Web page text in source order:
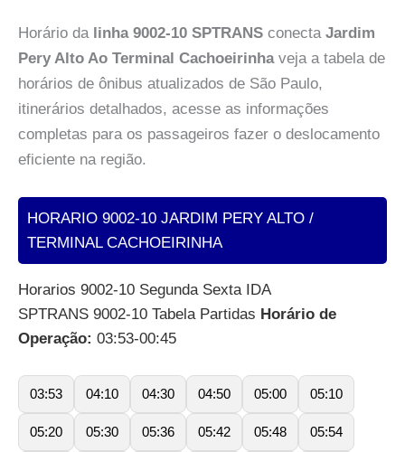
Horário da linha 9002-10 SPTRANS conecta Jardim
Pery Alto Ao Terminal Cachoeirinhaveja a tabela de
horários de ônibus atualizados de São Paulo,
itinerários detalhados, acesse as informações
completas para os passageiros fazer o deslocamento
eficiente na região.
HORARIO 9002-10 JARDIM PERY ALTO /
TERMINAL CACHOEIRINHA
Horarios 9002-10 Segunda Sexta IDA
SPTRANS 9002-10 Tabela Partidas Horário de
Operação: 03:53-00:45
03:53 04:10 04:30 04:50 05:00 05:10
05:20 05:30 05:36 05:42 05:48 05:54